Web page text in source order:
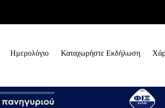
Ημερολόγιο Καταχωρήστε Εκδήλωση